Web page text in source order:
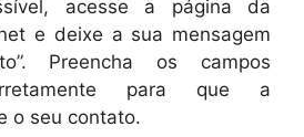
acesse a página da
e deixe a sua mensagem
Preencha os campos
para que a
o seu contato.